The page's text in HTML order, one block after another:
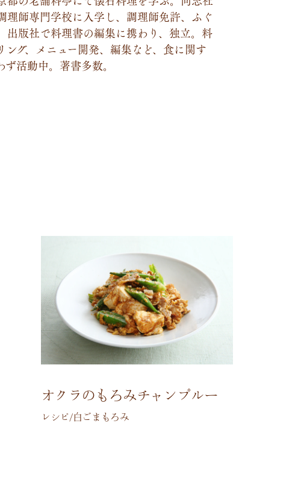
理師専門学校に入学し、調理師免許、ふぐ
出版社で料理書の編集に携わり、独立。料
ング、メニュー開発、編集など、食に関す
活動中。著書多数。
オクラのもろみチャンプルー
レシピ/白ごまもろみ